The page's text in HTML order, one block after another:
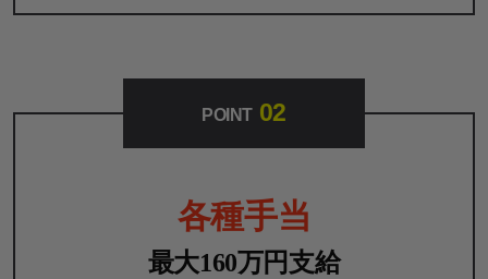
POINT 02
各種手当
最大160万円支給